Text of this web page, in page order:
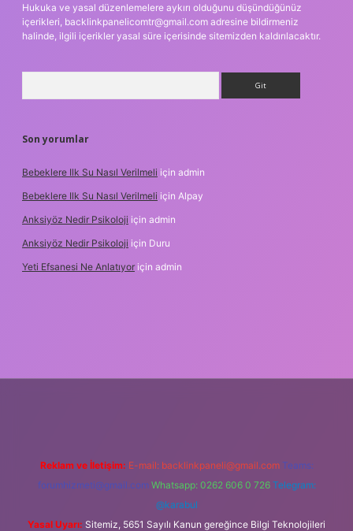
Hukuka ve yasal düzenlemelere aykırı olduğunu düşündüğünüz
içerikleri, backlinkpanelicomtr@gmail.com adresine bildirmeniz
halinde, ilgili içerikler yasal süre içerisinde sitemizden kaldırılacaktır.
Son yorumlar
Bebeklere Ilk Su Nasıl Verilmeli için admin
Bebeklere Ilk Su Nasıl Verilmeli için Alpay
Anksiyöz Nedir Psikoloji için admin
Anksiyöz Nedir Psikoloji için Duru
Yeti Efsanesi Ne Anlatıyor için admin
Reklam ve İletişim: E-mail: backlinkpaneli@gmail.com Teams:
forumhizmeti@gmail.com Whatsapp: 0262 606 0 726 Telegram:
@karabul
Yasal Uyarı: Sitemiz, 5651 Sayılı Kanun gereğince Bilgi Teknolojileri